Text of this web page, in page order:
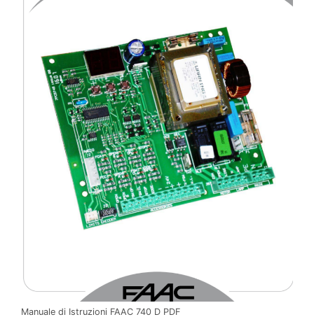
Manuale di Istruzioni FAAC 740 D PDF